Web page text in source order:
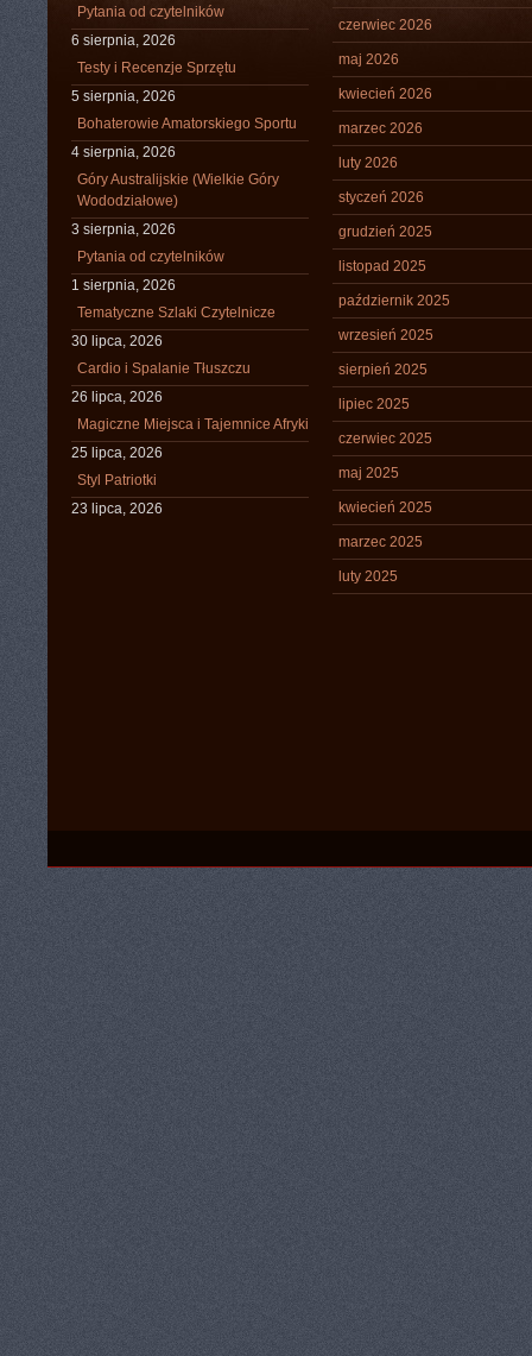
Pytania od czytelników
6 sierpnia, 2026
Testy i Recenzje Sprzętu
5 sierpnia, 2026
Bohaterowie Amatorskiego Sportu
4 sierpnia, 2026
Góry Australijskie (Wielkie Góry
Wododziałowe)
3 sierpnia, 2026
Pytania od czytelników
1 sierpnia, 2026
Tematyczne Szlaki Czytelnicze
30 lipca, 2026
Cardio i Spalanie Tłuszczu
26 lipca, 2026
Magiczne Miejsca i Tajemnice Afryki
25 lipca, 2026
Styl Patriotki
23 lipca, 2026
czerwiec 2026
maj 2026
kwiecień 2026
marzec 2026
luty 2026
styczeń 2026
grudzień 2025
listopad 2025
październik 2025
wrzesień 2025
sierpień 2025
lipiec 2025
czerwiec 2025
maj 2025
kwiecień 2025
marzec 2025
luty 2025